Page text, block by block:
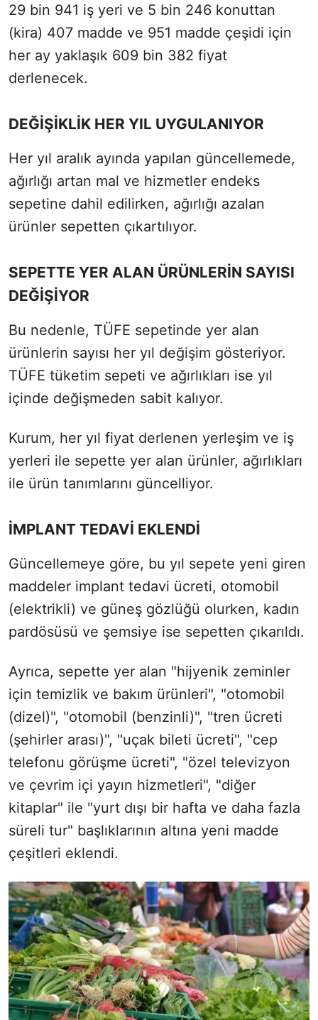
29 bin 941 iş yeri ve 5 bin 246 konuttan
(kira) 407 madde ve 951 madde çeşidi için
her ay yaklaşık 609 bin 382 fiyat
derlenecek.
DEĞİŞİKLİK HER YIL UYGULANIYOR
Her yıl aralık ayında yapılan güncellemede,
ağırlığı artan mal ve hizmetler endeks
sepetine dahil edilirken, ağırlığı azalan
ürünler sepetten çıkartılıyor.
SEPETTE YER ALAN ÜRÜNLERİN SAYISI
DEĞİŞİYOR
Bu nedenle, TÜFE sepetinde yer alan
ürünlerin sayısı her yıl değişim gösteriyor.
TÜFE tüketim sepeti ve ağırlıkları ise yıl
içinde değişmeden sabit kalıyor.
Kurum, her yıl fiyat derlenen yerleşim ve iş
yerleri ile sepette yer alan ürünler, ağırlıkları
ile ürün tanımlarını güncelliyor.
İMPLANT TEDAVİ EKLENDİ
Güncellemeye göre, bu yıl sepete yeni giren
maddeler implant tedavi ücreti, otomobil
(elektrikli) ve güneş gözlüğü olurken, kadın
pardösüsü ve şemsiye ise sepetten çıkarıldı.
Ayrıca, sepette yer alan "hijyenik zeminler
için temizlik ve bakım ürünleri", "otomobil
(dizel)", "otomobil (benzinli)", "tren ücreti
(şehirler arası)", "uçak bileti ücreti", "cep
telefonu görüşme ücreti", "özel televizyon
ve çevrim içi yayın hizmetleri", "diğer
kitaplar" ile "yurt dışı bir hafta ve daha fazla
süreli tur" başlıklarının altına yeni madde
çeşitleri eklendi.